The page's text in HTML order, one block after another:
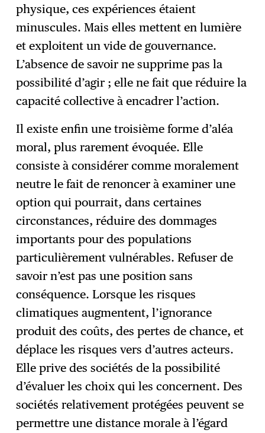
physique, ces expériences étaient
minuscules. Mais elles mettent en lumière
et exploitent un vide de gouvernance.
L’absence de savoir ne supprime pas la
possibilité d’agir ; elle ne fait que réduire la
capacité collective à encadrer l’action.
Il existe enfin une troisième forme d’aléa
moral, plus rarement évoquée. Elle
consiste à considérer comme moralement
neutre le fait de renoncer à examiner une
option qui pourrait, dans certaines
circonstances, réduire des dommages
importants pour des populations
particulièrement vulnérables. Refuser de
savoir n’est pas une position sans
conséquence. Lorsque les risques
climatiques augmentent, l’ignorance
produit des coûts, des pertes de chance, et
déplace les risques vers d’autres acteurs.
Elle prive des sociétés de la possibilité
d’évaluer les choix qui les concernent. Des
sociétés relativement protégées peuvent se
permettre une distance morale à l’égard